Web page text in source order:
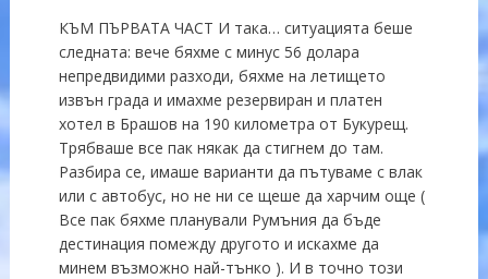
КЪМ ПЪРВАТА ЧАСТ И така… ситуацията беше
следната: вече бяхме с минус 56 долара
непредвидими разходи, бяхме на летището
извън града и имахме резервиран и платен
хотел в Брашов на 190 километра от Букурещ.
Трябваше все пак някак да стигнем до там.
Разбира се, имаше варианти да пътуваме с влак
или с автобус, но не ни се щеше да харчим още (
Все пак бяхме планували Румъния да бъде
дестинация помежду другото и искахме да
минем възможно най-тънко ). И в точно този